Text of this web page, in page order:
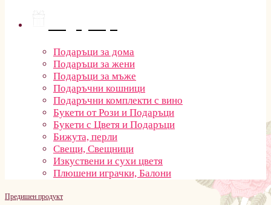
Подаръци за дома
Подаръци за жени
Подаръци за мъже
Подаръчни кошници
Подаръчни комплекти с вино
Букети от Рози и Подаръци
Букети с Цветя и Подаръци
Бижута, перли
Свещи, Свещници
Изкуствени и сухи цветя
Плюшени играчки, Балони
Предишен продукт